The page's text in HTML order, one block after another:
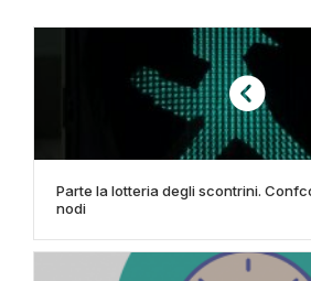
Parte la lotteria degli scontrini.
nodi